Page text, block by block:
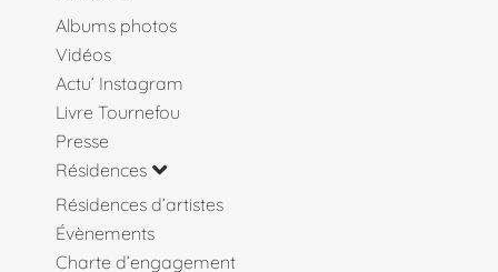
Albums photos
Vidéos
Actu’ Instagram
Livre Tournefou
Presse
Résidences
Résidences d’artistes
Évènements
Charte d’engagement